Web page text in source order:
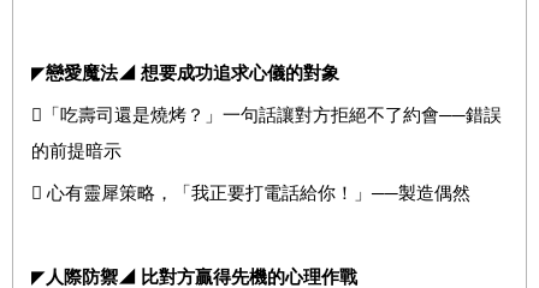
◤戀愛魔法◢ 想要成功追求心儀的對象
「吃壽司還是燒烤？」一句話讓對方拒絕不了約會──錯誤
的前提暗示
 心有靈犀策略，「我正要打電話給你！」──製造偶然
◤人際防禦◢ 比對方贏得先機的心理作戰